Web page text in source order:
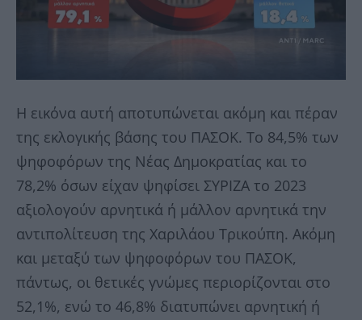
Η εικόνα αυτή αποτυπώνεται ακόμη και πέραν
της εκλογικής βάσης του ΠΑΣΟΚ. Το 84,5% των
ψηφοφόρων της Νέας Δημοκρατίας και το
78,2% όσων είχαν ψηφίσει ΣΥΡΙΖΑ το 2023
αξιολογούν αρνητικά ή μάλλον αρνητικά την
αντιπολίτευση της Χαριλάου Τρικούπη. Ακόμη
και μεταξύ των ψηφοφόρων του ΠΑΣΟΚ,
πάντως, οι θετικές γνώμες περιορίζονται στο
52,1%, ενώ το 46,8% διατυπώνει αρνητική ή